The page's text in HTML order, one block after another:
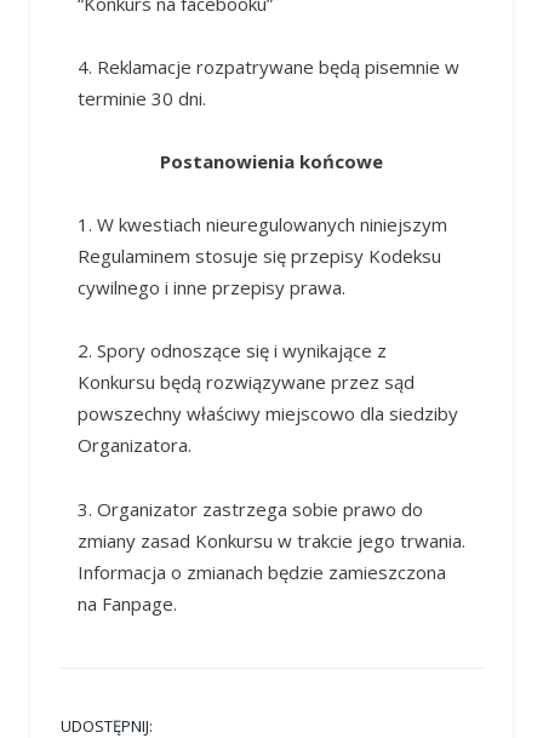
4. Reklamacje rozpatrywane będą pisemnie w
terminie 30 dni.
Postanowienia końcowe
1. W kwestiach nieuregulowanych niniejszym
Regulaminem stosuje się przepisy Kodeksu
cywilnego i inne przepisy prawa.
2. Spory odnoszące się i wynikające z
Konkursu będą rozwiązywane przez sąd
powszechny właściwy miejscowo dla siedziby
Organizatora.
3. Organizator zastrzega sobie prawo do
zmiany zasad Konkursu w trakcie jego trwania.
Informacja o zmianach będzie zamieszczona
na Fanpage.
UDOSTĘPNIJ: